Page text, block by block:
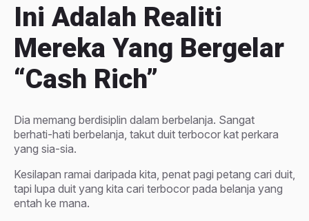
Ini Adalah Realiti
Mereka Yang Bergelar
“cash Rich”
Dia memang berdisiplin dalam berbelanja. Sangat
berhati-hati berbelanja, takut duit terbocor kat perkara
yang sia-sia.
Kesilapan ramai daripada kita, penat pagi petang cari duit,
tapi lupa duit yang kita cari terbocor pada belanja yang
entah ke mana.